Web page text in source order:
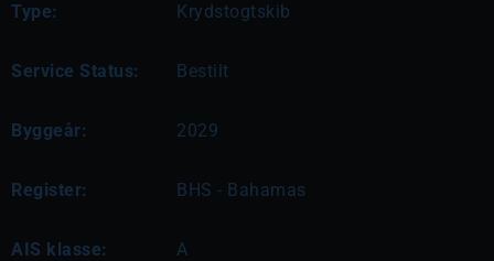
Type: Krydstogtskib
Service Status: Bestilt
Byggeår: 2029
Register: BHS - Bahamas
AIS klasse: A